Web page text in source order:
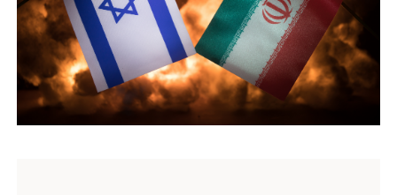
関連書籍
メールマガジン登録
よくある質問